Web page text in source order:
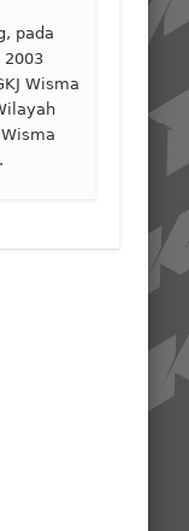
pada
2003
Wisma